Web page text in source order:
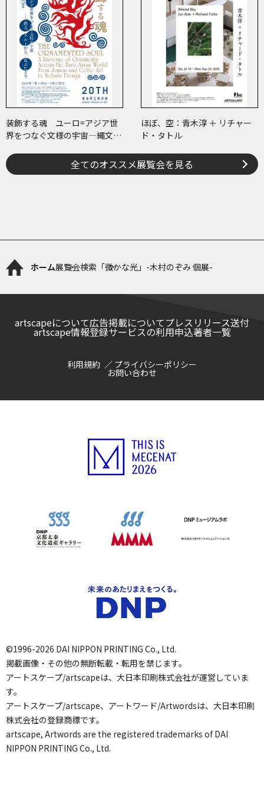
装飾する魂 ユーロ=アジア世
界をつなぐ文様の宇宙―縄文、
ほぼ、空：青木淳 ＋ リチャー
ド・タトル
全てのオススメ展覧会を見る
ホーム展覧会検索 「微かな光」-木村のぞみ 個展-
artscapeについて広告掲載についてプレスリリース送付
artscape情報登録サービスの利用申込著者一覧
利用規約 プライバシーポリシー
お問い合わせ
©1996-2026 DAI NIPPON PRINTING Co., Ltd.
掲載画像・その他の無断転載・転用を禁じます。
アートスケープ/artscapeは、大日本印刷株式会社が運営していま
す。
アートスケープ/artscape、アートワード/Artwordsは、大日本印刷
株式会社の登録商標です。
artscape, Artwords are the registered trademarks of DAI
NIPPON PRINTING Co., Ltd.